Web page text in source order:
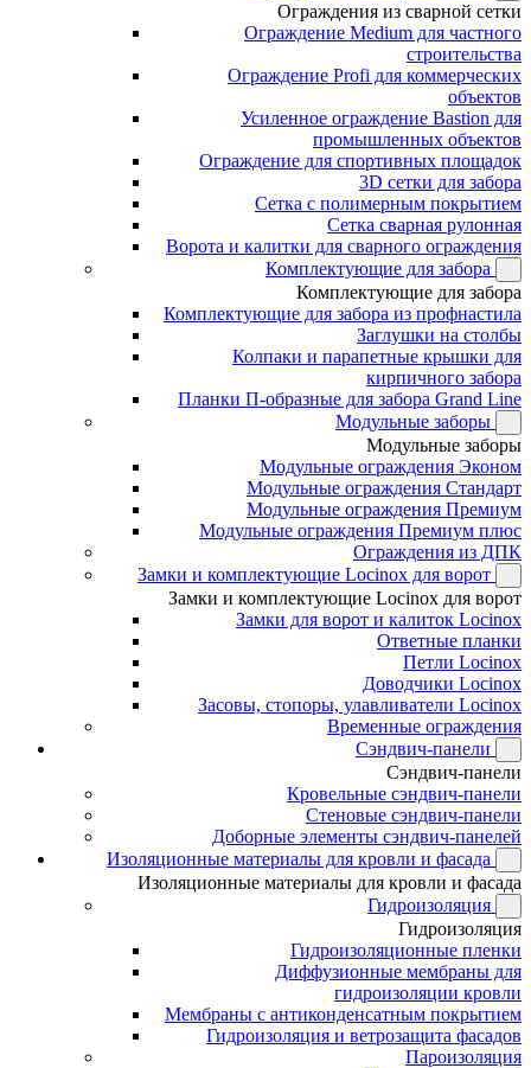
Ограждения из сварной сетки
Ограждение Medium для частного
строительства
Ограждение Profi для коммерческих
объектов
Усиленное ограждение Bastion для
промышленных объектов
Ограждение для спортивных площадок
3D сетки для забора
Сетка с полимерным покрытием
Сетка сварная рулонная
Ворота и калитки для сварного ограждения
Комплектующие для забора
Комплектующие для забора
Комплектующие для забора из профнастила
Заглушки на столбы
Колпаки и парапетные крышки для
кирпичного забора
Планки П-образные для забора Grand Line
Модульные заборы
Модульные заборы
Модульные ограждения Эконом
Модульные ограждения Стандарт
Модульные ограждения Премиум
Модульные ограждения Премиум плюс
Ограждения из ДПК
Замки и комплектующие Locinox для ворот
Замки и комплектующие Locinox для ворот
Замки для ворот и калиток Locinox
Ответные планки
Петли Locinox
Доводчики Locinox
Засовы, стопоры, улавливатели Locinox
Временные ограждения
Сэндвич-панели
Сэндвич-панели
Кровельные сэндвич-панели
Стеновые сэндвич-панели
Доборные элементы сэндвич-панелей
Изоляционные материалы для кровли и фасада
Изоляционные материалы для кровли и фасада
Гидроизоляция
Гидроизоляция
Гидроизоляционные пленки
Диффузионные мембраны для
гидроизоляции кровли
Мембраны с антиконденсатным покрытием
Гидроизоляция и ветрозащита фасадов
Пароизоляция